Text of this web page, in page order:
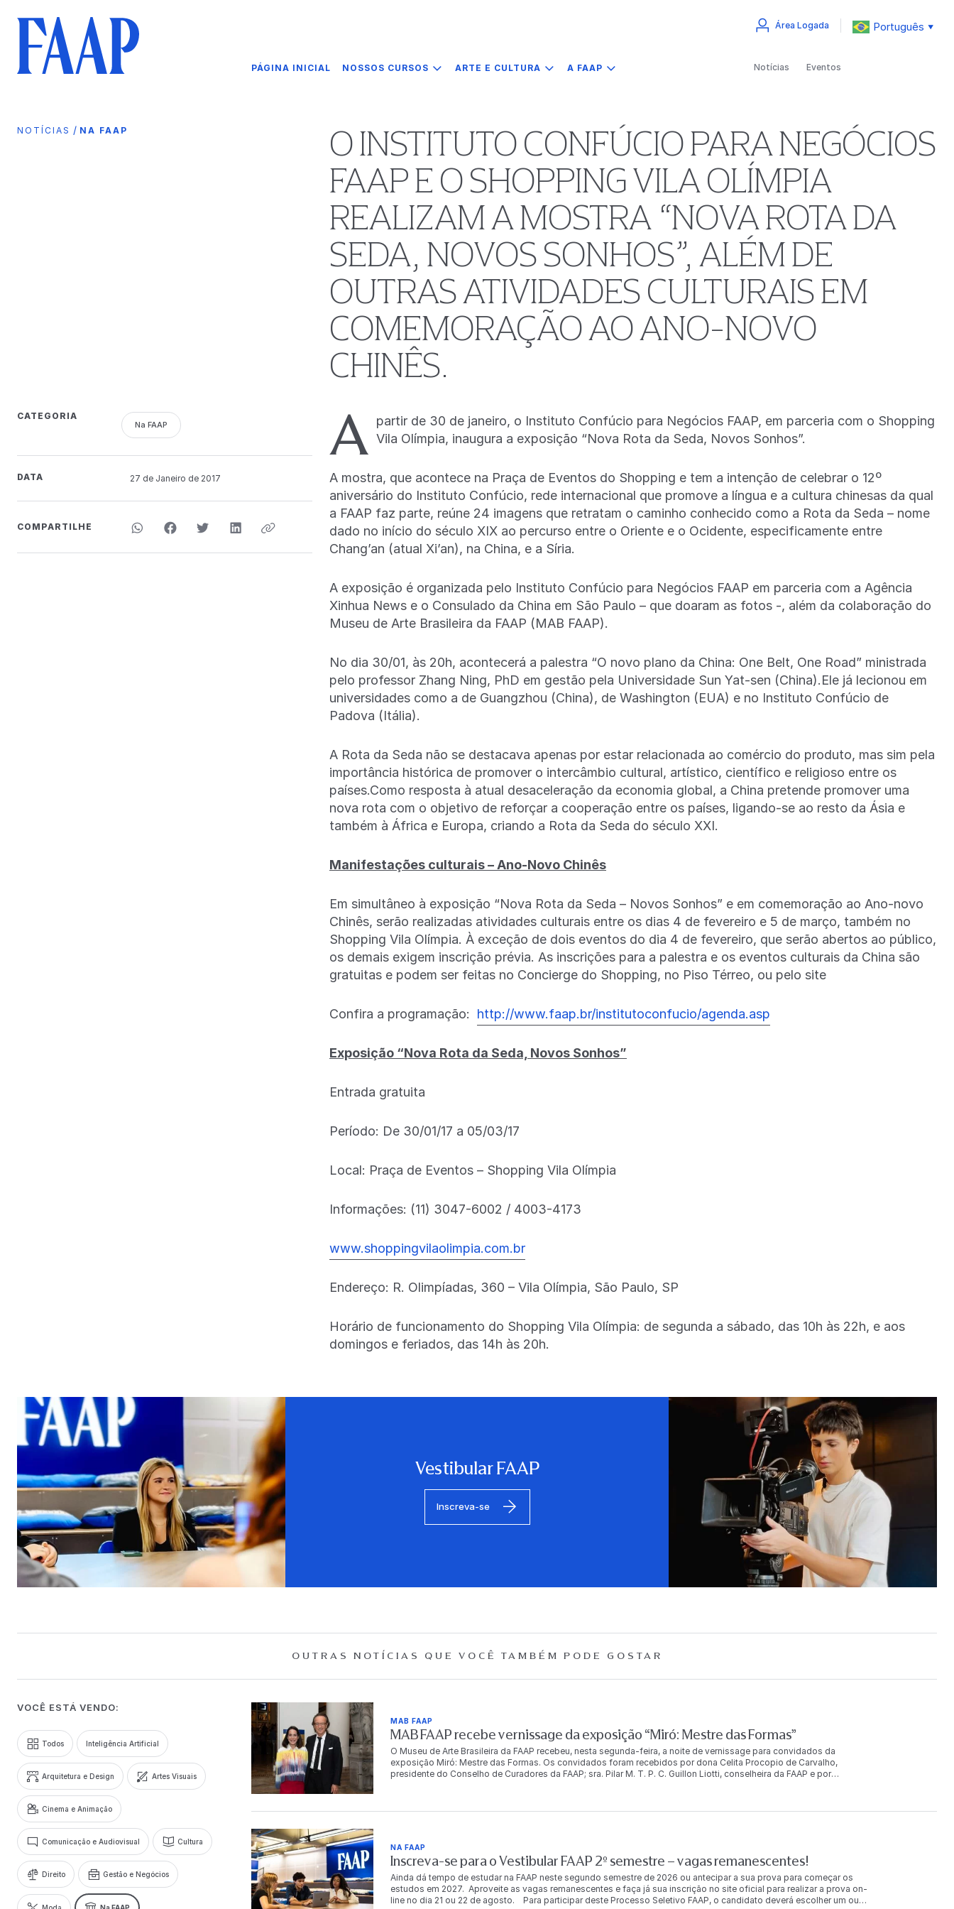
PÁGINA INICIAL NOSSOS CURSOS ARTE E CULTURA A FAAP
Área Logada Português ▼
Notícias Eventos
NOTÍCIAS / NA FAAP
O INSTITUTO CONFÚCIO PARA NEGÓCIOS
FAAP E O SHOPPING VILA OLÍMPIA
REALIZAM A MOSTRA “NOVA ROTA DA
SEDA, NOVOS SONHOS”, ALÉM DE
OUTRAS ATIVIDADES CULTURAIS EM
COMEMORAÇÃO AO ANO-NOVO
CHINÊS.
CATEGORIA
Na FAAP
DATA 27 de Janeiro de 2017
COMPARTILHE
A partir de 30 de janeiro, o Instituto Confúcio para Negócios FAAP, em parceria com o Shopping
Vila Olímpia, inaugura a exposição “Nova Rota da Seda, Novos Sonhos”.
A mostra, que acontece na Praça de Eventos do Shopping e tem a intenção de celebrar o 12º
aniversário do Instituto Confúcio, rede internacional que promove a língua e a cultura chinesas da qual
a FAAP faz parte, reúne 24 imagens que retratam o caminho conhecido como a Rota da Seda – nome
dado no início do século XIX ao percurso entre o Oriente e o Ocidente, especificamente entre
Chang’an (atual Xi’an), na China, e a Síria.
A exposição é organizada pelo Instituto Confúcio para Negócios FAAP em parceria com a Agência
Xinhua News e o Consulado da China em São Paulo – que doaram as fotos -, além da colaboração do
Museu de Arte Brasileira da FAAP (MAB FAAP).
No dia 30/01, às 20h, acontecerá a palestra “O novo plano da China: One Belt, One Road” ministrada
pelo professor Zhang Ning, PhD em gestão pela Universidade Sun Yat-sen (China).Ele já lecionou em
universidades como a de Guangzhou (China), de Washington (EUA) e no Instituto Confúcio de
Padova (Itália).
A Rota da Seda não se destacava apenas por estar relacionada ao comércio do produto, mas sim pela
importância histórica de promover o intercâmbio cultural, artístico, científico e religioso entre os
países.Como resposta à atual desaceleração da economia global, a China pretende promover uma
nova rota com o objetivo de reforçar a cooperação entre os países, ligando-se ao resto da Ásia e
também à África e Europa, criando a Rota da Seda do século XXI.
Manifestações culturais – Ano-Novo Chinês
Em simultâneo à exposição “Nova Rota da Seda – Novos Sonhos” e em comemoração ao Ano-novo
Chinês, serão realizadas atividades culturais entre os dias 4 de fevereiro e 5 de março, também no
Shopping Vila Olímpia. À exceção de dois eventos do dia 4 de fevereiro, que serão abertos ao público,
os demais exigem inscrição prévia. As inscrições para a palestra e os eventos culturais da China são
gratuitas e podem ser feitas no Concierge do Shopping, no Piso Térreo, ou pelo site
Confira a programação: http://www.faap.br/institutoconfucio/agenda.asp
Exposição “Nova Rota da Seda, Novos Sonhos”
Entrada gratuita
Período: De 30/01/17 a 05/03/17
Local: Praça de Eventos – Shopping Vila Olímpia
Informações: (11) 3047-6002 / 4003-4173
www.shoppingvilaolimpia.com.br
Endereço: R. Olimpíadas, 360 – Vila Olímpia, São Paulo, SP
Horário de funcionamento do Shopping Vila Olímpia: de segunda a sábado, das 10h às 22h, e aos
domingos e feriados, das 14h às 20h.
Vestibular FAAP
Inscreva-se
OUTRAS NOTÍCIAS QUE VOCÊ TAMBÉM PODE GOSTAR
VOCÊ ESTÁ VENDO:
Todos Inteligência Artificial
Arquitetura e Design Artes Visuais
Cinema e Animação
Comunicação e Audiovisual Cultura
Direito Gestão e Negócios
Moda Na FAAP
MAB FAAP
MAB FAAP recebe vernissage da exposição “Miró: Mestre das Formas”
O Museu de Arte Brasileira da FAAP recebeu, nesta segunda-feira, a noite de vernissage para convidados da
exposição Miró: Mestre das Formas. Os convidados foram recebidos por dona Celita Procopio de Carvalho,
presidente do Conselho de Curadores da FAAP; sra. Pilar M. T. P. C. Guillon Liotti, conselheira da FAAP e por
quero continuar a trabalhar no Brasil”, compartilha Joan Punyet Miró. Realizada pelo Instituto Totex em parceria com a
FAAP, a exposição será aberta ao público em 7 de agosto e permanecerá em cartaz até 11 de outubro de 2026. A
mostra reúne mais de 100 obras originais de Joan Miró, entre pinturas, esculturas, gravuras, tapeçarias e fotografias —
muitas delas apresentadas pela primeira vez no Brasil, incluindo peças que nunca haviam deixado a Espanha. “Miró
criou uma linguagem visual que atravessa fronteiras porque fala por meio de signos, imaginação e poesia. Receber no
NA FAAP
Inscreva-se para o Vestibular FAAP 2º semestre – vagas remanescentes!
Ainda dá tempo de estudar na FAAP neste segundo semestre de 2026 ou antecipar a sua prova para começar os
estudos em 2027. Aproveite as vagas remanescentes e faça já sua inscrição no site oficial para realizar a prova on-
line no dia 21 ou 22 de agosto. Para participar deste Processo Seletivo FAAP, o candidato deverá escolher um ou